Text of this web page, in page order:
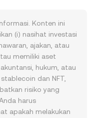
Konten ini
(i) nasihat investasi
ajakan, atau
memiliki aset
hukum, atau
dan NFT,
risiko yang
harus
apakah melakukan